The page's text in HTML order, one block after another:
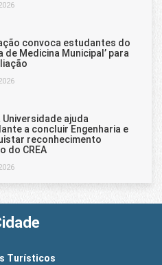
convoca estudantes do
de Medicina Municipal’ para
Universidade ajuda
a concluir Engenharia e
reconhecimento
do CREA
Turísticos